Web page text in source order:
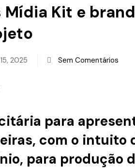
Mídia Kit e
2025 Sem Comentários
para
com o intuito
para produção